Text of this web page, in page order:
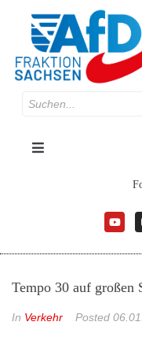
Tempo 30 auf großen
In Verkehr Posted